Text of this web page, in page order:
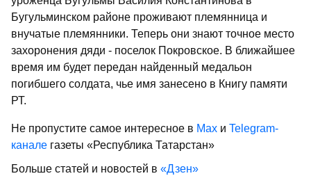
Бугульминском районе проживают племянница и
внучатые племянники. Теперь они знают точное место
захоронения дяди - поселок Покровское. В ближайшее
время им будет передан найденный медальон
погибшего солдата, чье имя занесено в Книгу памяти
РТ.
Не пропустите самое интересное в Max и Telegram-
канале газеты «Республика Татарстан»
Больше статей и новостей в «Дзен»